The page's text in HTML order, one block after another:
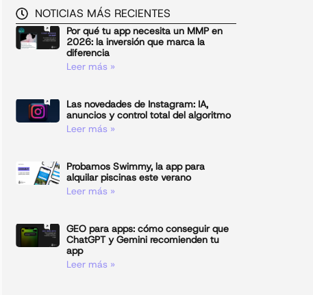
NOTICIAS MÁS RECIENTES
Por qué tu app necesita un MMP en
2026: la inversión que marca la
diferencia
Leer más »
Las novedades de Instagram: IA,
anuncios y control total del algoritmo
Leer más »
Probamos Swimmy, la app para
alquilar piscinas este verano
Leer más »
GEO para apps: cómo conseguir que
ChatGPT y Gemini recomienden tu
app
Leer más »